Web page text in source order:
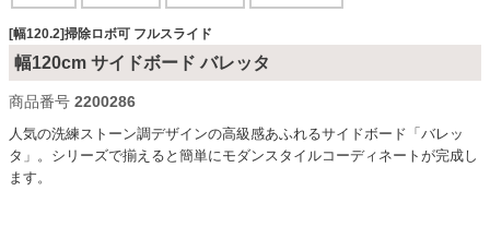
ダイニングテーブル・セット
椅子・チェア
[幅120.2]掃除ロボ可 フルスライド
幅120cm サイドボード バレッタ
商品番号 2200286
人気の洗練ストーン調デザインの高級感あふれるサイドボード「バレッ
タ」。シリーズで揃えると簡単にモダンスタイルコーディネートが完成し
ます。